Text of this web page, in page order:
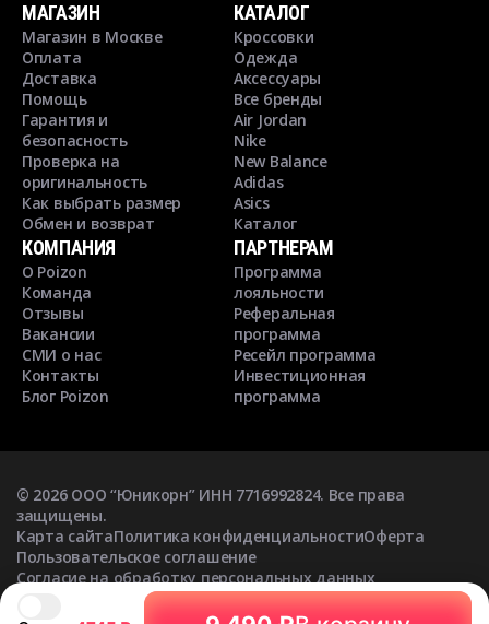
МАГАЗИН
Магазин в Москве
Оплата
Доставка
Помощь
Гарантия и
безопасность
Проверка на
оригинальность
Как выбрать размер
Обмен и возврат
КАТАЛОГ
Кроссовки
Одежда
Аксессуары
Все бренды
Air Jordan
Nike
New Balance
Adidas
Asics
Каталог
КОМПАНИЯ
О Poizon
Команда
Отзывы
Вакансии
СМИ о нас
Контакты
Блог Poizon
ПАРТНЕРАМ
Программа
лояльности
Реферальная
программа
Ресейл программа
Инвестиционная
программа
© 2026ООО “Юникорн” ИНН 7716992824. Все права
защищены.
Карта сайтаПолитика конфиденциальностиОферта
Пользовательское соглашение
Согласие на обработку персональных данных
Согласие на получение рекламных рассылок